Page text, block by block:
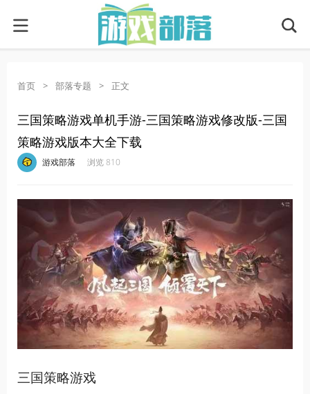
首页 > 部落专题 > 正文
三国策略游戏单机手游-三国策略游戏修改版-三国
策略游戏版本大全下载
游戏部落 浏览 810
三国策略游戏